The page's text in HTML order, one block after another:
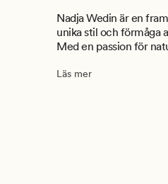
Nadja Wedin är en
unika stil och förmåga
Med en passion för
Läs mer